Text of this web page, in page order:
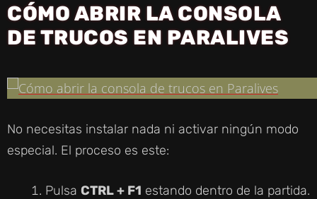
CÓMO ABRIR LA CONSOLA
DE TRUCOS EN PARALIVES
No necesitas instalar nada ni activar ningún modo
especial. El proceso es este:
Pulsa CTRL + F1 estando dentro de la partida.